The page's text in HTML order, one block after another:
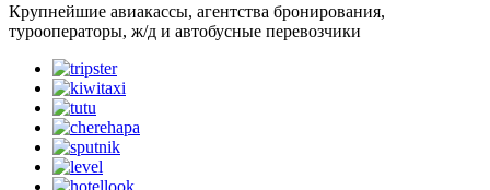
Крупнейшие авиакассы, агентства бронирования,
турооператоры, ж/д и автобусные перевозчики